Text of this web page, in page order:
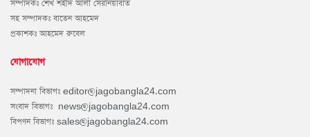
সম্পাদকঃ শেখ শহীদ আলী সেরনিয়াবাত
সহ সম্পাদকঃ বাতেন আহমেদ
প্রকাশকঃ আহমেদ রুবেল
যোগাযোগ
সম্পাদনা বিভাগঃ editor@jagobangla24.com
সংবাদ বিভাগঃ news@jagobangla24.com
বিপণন বিভাগঃ sales@jagobangla24.com